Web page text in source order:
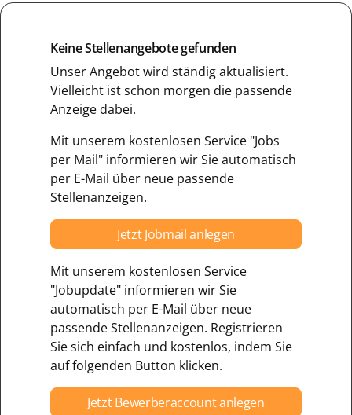
Keine Stellenangebote gefunden
Unser Angebot wird ständig aktualisiert.
Vielleicht ist schon morgen die passende
Anzeige dabei.
Mit unserem kostenlosen Service "Jobs
per Mail" informieren wir Sie automatisch
per E-Mail über neue passende
Stellenanzeigen.
Jetzt Jobmail anlegen
Mit unserem kostenlosen Service
"Jobupdate" informieren wir Sie
automatisch per E-Mail über neue
passende Stellenanzeigen. Registrieren
Sie sich einfach und kostenlos, indem Sie
auf folgenden Button klicken.
Jetzt Bewerberaccount anlegen